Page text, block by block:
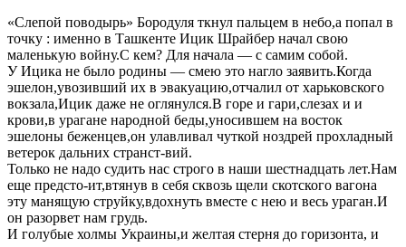
«Слепой поводырь» Бородуля ткнул пальцем в небо,а попал в
точку : именно в Ташкенте Ицик Шрайбер начал свою
маленькую войну.С кем? Для начала — с самим собой.
У Ицика не было родины — смею это нагло заявить.Когда
эшелон,увозивший их в эвакуацию,отчалил от харьковского
вокзала,Ицик даже не оглянулся.В горе и гари,слезах и и
крови,в урагане народной беды,уносившем на восток
эшелоны беженцев,он улавливал чуткой ноздрей прохладный
ветерок дальних странст-вий.
Только не надо судить нас строго в наши шестнадцать лет.Нам
еще предсто-ит,втянув в себя сквозь щели скотского вагона
эту манящую струйку,вдохнуть вместе с нею и весь ураган.И
он разорвет нам грудь.
И голубые холмы Украины,и желтая стерня до горизонта, и